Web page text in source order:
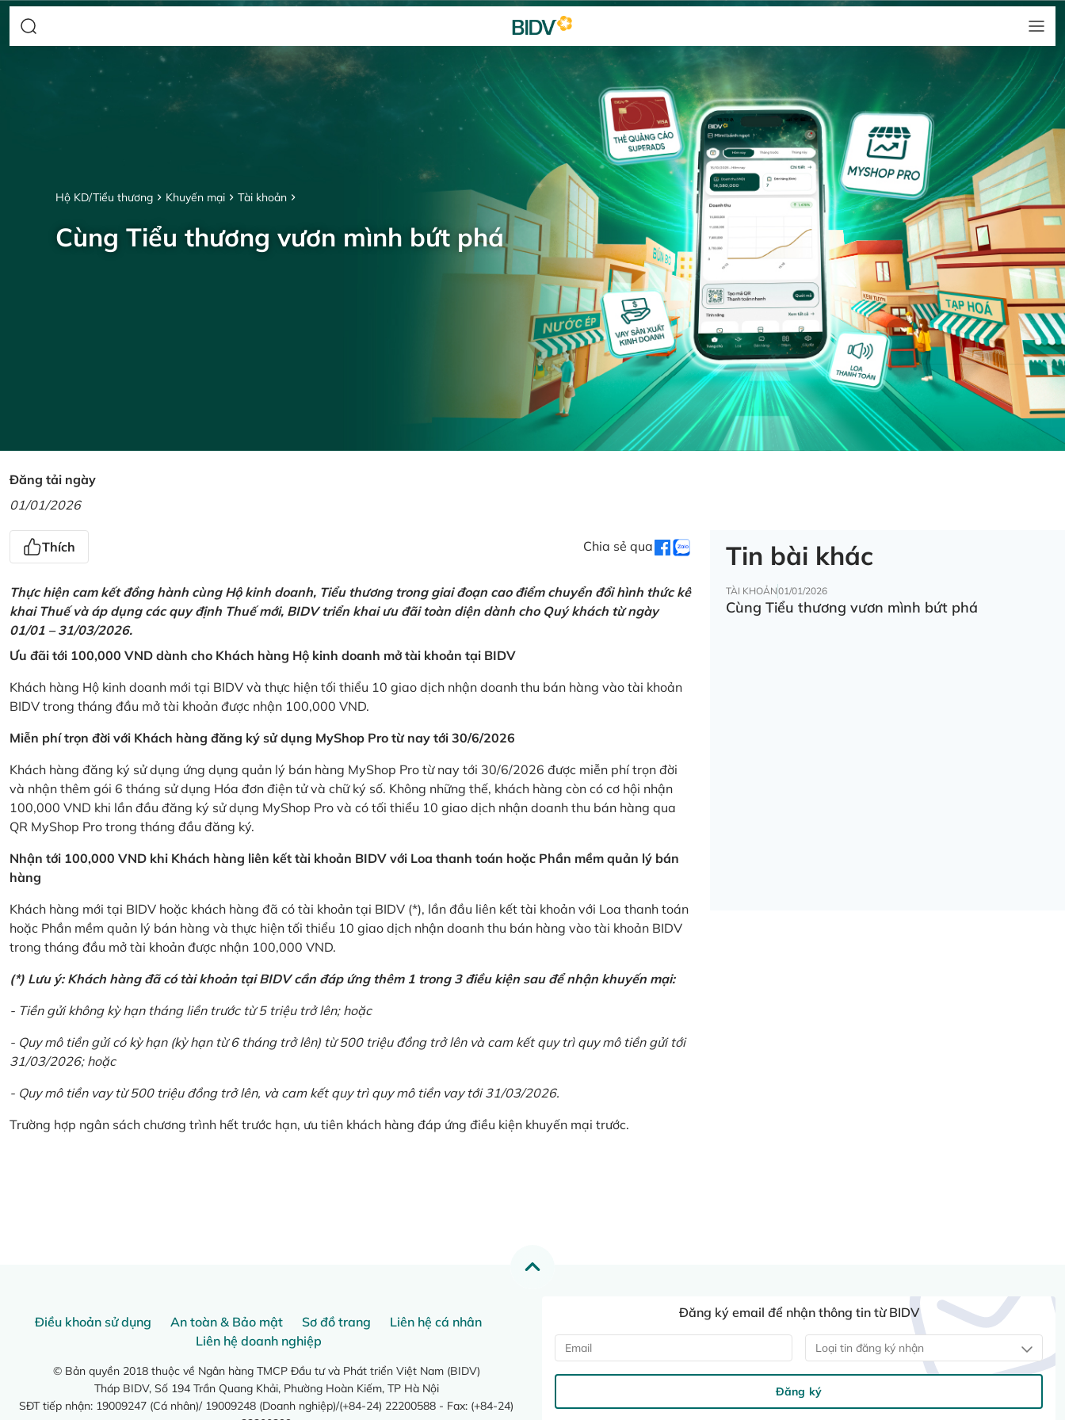
Hộ KD/Tiểu thương Khuyến mại Tài khoản
Cùng Tiểu thương vươn mình bứt phá
Đăng tải ngày
01/01/2026
Thích Chia sẻ qua
Thực hiện cam kết đồng hành cùng Hộ kinh doanh, Tiểu thương trong giai đoạn cao điểm chuyển đổi hình thức kê
khai Thuế và áp dụng các quy định Thuế mới, BIDV triển khai ưu đãi toàn diện dành cho Quý khách từ ngày
01/01 – 31/03/2026.
Ưu đãi tới 100,000 VND dành cho Khách hàng Hộ kinh doanh mở tài khoản tại BIDV
Khách hàng Hộ kinh doanh mới tại BIDV và thực hiện tối thiểu 10 giao dịch nhận doanh thu bán hàng vào tài khoản
BIDV trong tháng đầu mở tài khoản được nhận 100,000 VND.
Miễn phí trọn đời với Khách hàng đăng ký sử dụng MyShop Pro từ nay tới 30/6/2026
Khách hàng đăng ký sử dụng ứng dụng quản lý bán hàng MyShop Pro từ nay tới 30/6/2026 được miễn phí trọn đời
và nhận thêm gói 6 tháng sử dụng Hóa đơn điện tử và chữ ký số. Không những thế, khách hàng còn có cơ hội nhận
100,000 VND khi lần đầu đăng ký sử dụng MyShop Pro và có tối thiểu 10 giao dịch nhận doanh thu bán hàng qua
QR MyShop Pro trong tháng đầu đăng ký.
Nhận tới 100,000 VND khi Khách hàng liên kết tài khoản BIDV với Loa thanh toán hoặc Phần mềm quản lý bán
hàng
Khách hàng mới tại BIDV hoặc khách hàng đã có tài khoản tại BIDV (*), lần đầu liên kết tài khoản với Loa thanh toán
hoặc Phần mềm quản lý bán hàng và thực hiện tối thiểu 10 giao dịch nhận doanh thu bán hàng vào tài khoản BIDV
trong tháng đầu mở tài khoản được nhận 100,000 VND.
(*) Lưu ý: Khách hàng đã có tài khoản tại BIDV cần đáp ứng thêm 1 trong 3 điều kiện sau để nhận khuyến mại:
- Tiền gửi không kỳ hạn tháng liền trước từ 5 triệu trở lên; hoặc
- Quy mô tiền gửi có kỳ hạn (kỳ hạn từ 6 tháng trở lên) từ 500 triệu đồng trở lên và cam kết quy trì quy mô tiền gửi tới
31/03/2026; hoặc
- Quy mô tiền vay từ 500 triệu đồng trở lên, và cam kết quy trì quy mô tiền vay tới 31/03/2026.
Trường hợp ngân sách chương trình hết trước hạn, ưu tiên khách hàng đáp ứng điều kiện khuyến mại trước.
Tin bài khác
TÀI KHOẢN01/01/2026
Cùng Tiểu thương vươn mình bứt phá
Điều khoản sử dụng An toàn & Bảo mật Sơ đồ trang
Liên hệ cá nhân
Liên hệ doanh nghiệp
© Bản quyền 2018 thuộc về Ngân hàng TMCP Đầu tư và Phát triển Việt Nam (BIDV)
Tháp BIDV, Số 194 Trần Quang Khải, Phường Hoàn Kiếm, TP Hà Nội
SĐT tiếp nhận: 19009247 (Cá nhân)/ 19009248 (Doanh nghiệp)/(+84-24) 22200588 - Fax: (+84-24)
Đăng ký email để nhận thông tin từ BIDV
Loại tin đăng ký nhận
Đăng ký